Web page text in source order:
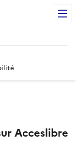
Acceslibre